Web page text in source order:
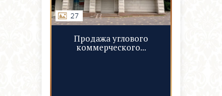
27
Продажа углового
коммерческого...